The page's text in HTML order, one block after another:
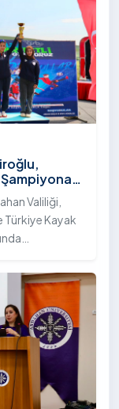
Valiliği,
Türkiye Kayak
30-31
Yenisey